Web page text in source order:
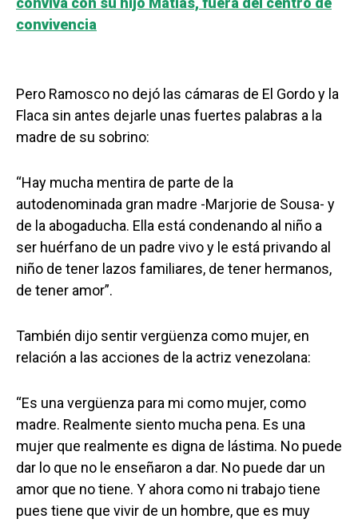
convivencia
Pero Ramosco no dejó las cámaras de El Gordo y la
Flaca sin antes dejarle unas fuertes palabras a la
madre de su sobrino:
“Hay mucha mentira de parte de la
autodenominada gran madre -Marjorie de Sousa- y
de la abogaducha. Ella está condenando al niño a
ser huérfano de un padre vivo y le está privando al
niño de tener lazos familiares, de tener hermanos,
de tener amor”.
También dijo sentir vergüenza como mujer, en
relación a las acciones de la actriz venezolana:
“Es una vergüenza para mi como mujer, como
madre. Realmente siento mucha pena. Es una
mujer que realmente es digna de lástima. No puede
dar lo que no le enseñaron a dar. No puede dar un
amor que no tiene. Y ahora como ni trabajo tiene
pues tiene que vivir de un hombre, que es muy